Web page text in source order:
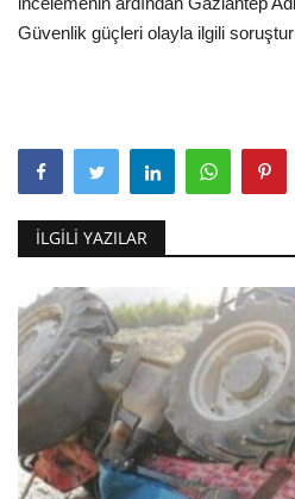
Güvenlik güçleri olayla ilgili
İLGILI YAZILAR